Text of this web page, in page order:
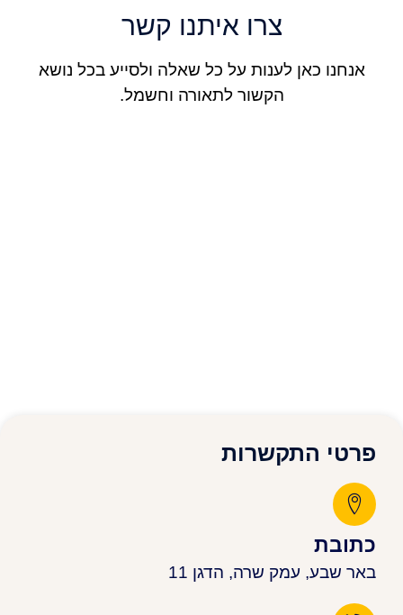
צרו איתנו קשר
אנחנו כאן לענות על כל שאלה ולסייע בכל נושא
הקשור לתאורה וחשמל.
פרטי התקשרות
כתובת
באר שבע, עמק שרה, הדגן 11